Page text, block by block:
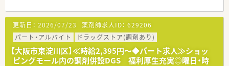
を求めています。
【法人特徴について】
■大阪府を中心に10店舗以上の調剤薬局を展開しており、現在も積極的に店
成長企業です。
■共存共栄を経営理念に掲げ、患者様やご家族だけでなく、働く従業員の幸せ
を徹底しています。
■職種や職域に合わせ、豊富な社内研修や外部組織と連携した研
修を用意されています
■薬剤師が中心の会社だからこそ活躍できるキャリアパスが多
種多様に用意されています。
■店舗拡大に伴い、エリアマネジャーや営業部長等のマネジメン
トのポジションも増えます。
■在宅や教育等の専門性を活かせるスペシャリストを目指すこ
更新日： 2026/07/23 薬剤師求人ID： 629206
パート・アルバイト
ドラッグストア(調剤あり)
【大阪市東淀川区】≪時給2,395円～◆パート求人≫ショッ
ピングモール内の調剤併設DGS 福利厚生充実◎曜日・時